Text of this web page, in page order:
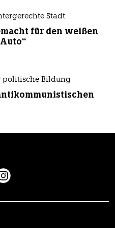
Stadt
für den weißen
politische Bildung